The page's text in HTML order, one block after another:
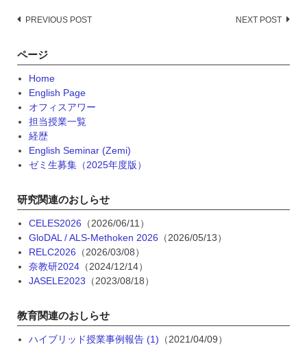
Post
PREVIOUS POST NEXT POST
ページ
Home
English Page
オフィスアワー
担当授業一覧
経歴
English Seminar (Zemi)
ゼミ生募集（2025年度版）
研究関連のおしらせ
CELES2026 （2026/06/11）
GloDAL / ALS-Methoken 2026 （2026/05/13）
RELC2026 （2026/03/08）
奈教研2024（2024/12/14）
JASELE2023 （2023/08/18）
教育関連のおしらせ
ハイブリッド授業事例報告 (1) （2021/04/09）